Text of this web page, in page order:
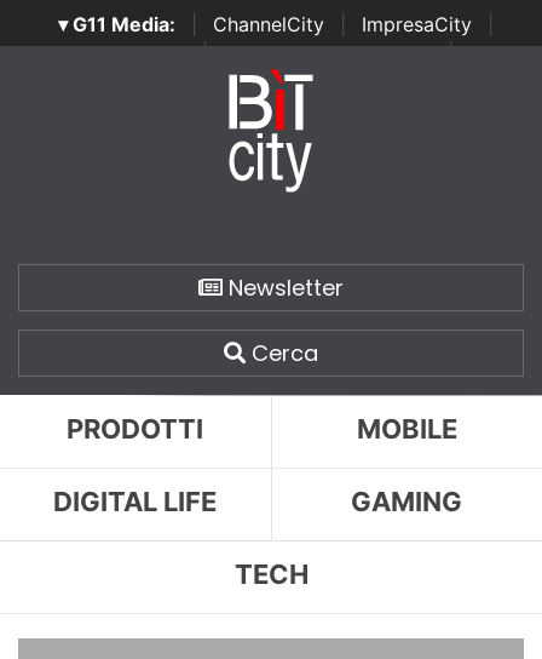
▾ G11 Media: ChannelCity ImpresaCity
SecurityOpenLab | Italian Channel Awards | Italian
Italian Security Awards
Newsletter
Cerca
PRODOTTI MOBILE
DIGITAL LIFE GAMING
TECH